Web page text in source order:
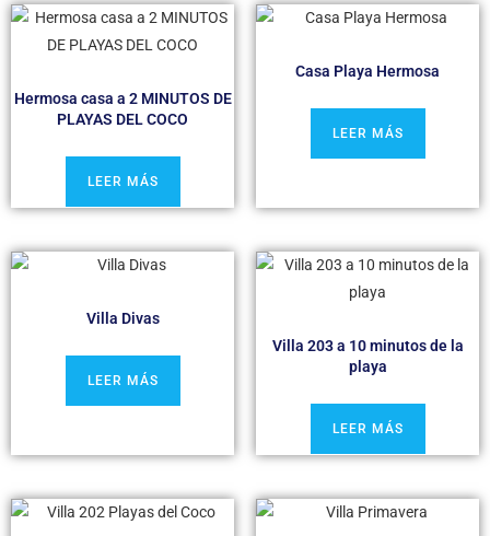
Hermosa casa a 2 MINUTOS DE
PLAYAS DEL COCO
LEER MÁS
Casa Playa Hermosa
LEER MÁS
Villa Divas
LEER MÁS
Villa 203 a 10 minutos de la
playa
LEER MÁS